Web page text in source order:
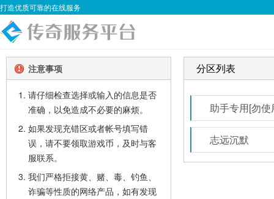
打造优质可靠的在线服务
注意事项
请仔细检查选择或输入的信息是否
准确，以免造成不必要的麻烦。
如果发现充错区或者帐号填写错
误，请不要领取游戏币，及时与客
服联系。
我们严格拒接黄、赌、毒、钓鱼、
诈骗等性质的网络产品，如有发现
分区列表
助手专用[勿使
志远沉默